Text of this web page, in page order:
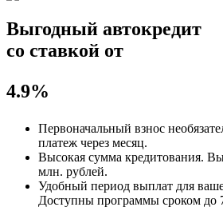
Выгодный автокредит
со ставкой от
4.9%
Первоначальный взнос
платеж через месяц.
Высокая сумма кредитования.
млн. рублей.
Удобный период выплат для
Доступны программы сроком до